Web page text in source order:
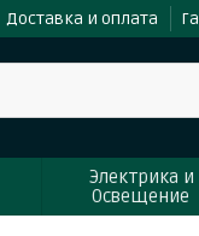
Доставка и оплата
Электрика и
Освещение